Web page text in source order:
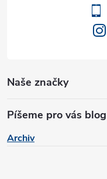
ý
i
s
Naše značky
Píšeme pro vás blog
Archiv